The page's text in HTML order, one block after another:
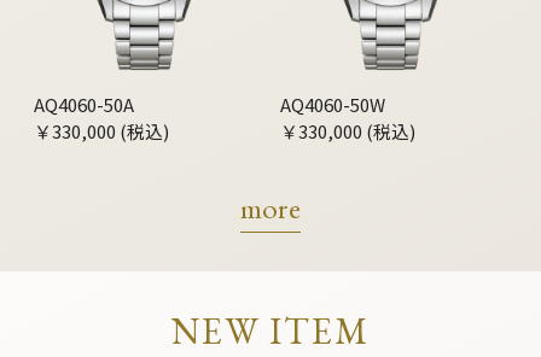
AQ4060-50A
￥330,000 (税込)
AQ4060-50W
￥330,000 (税込)
more
NEW ITEM